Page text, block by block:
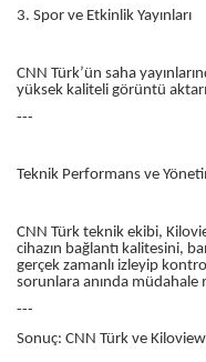
3. Spor ve Etkinlik Yayınları
CNN Türk’ün saha
yüksek kaliteli görüntü
---
Teknik Performans ve
CNN Türk teknik ekibi,
cihazın bağlantı kalitesini,
gerçek zamanlı izleyip
sorunlara anında
---
Sonuç: CNN Türk ve Kiloview